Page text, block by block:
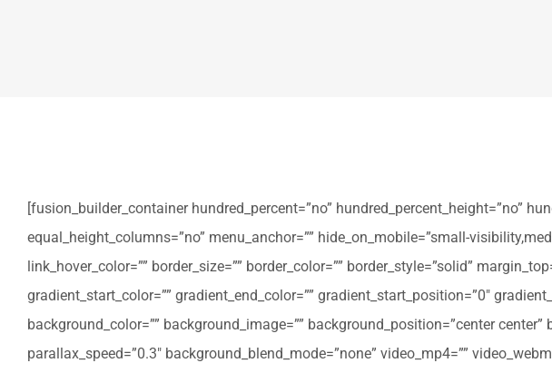
[fusion_builder_container hundred_percent=”no” hundred_percent_height=”no”
equal_height_columns=”no” menu_anchor=”” hide_on_mobile=”small-
link_hover_color=”” border_size=”” border_color=”” border_style=”solid”
gradient_start_color=”” gradient_end_color=”” gradient_start_position=”0″
background_color=”” background_image=”” background_position=”center
parallax_speed=”0.3″ background_blend_mode=”none” video_mp4=””